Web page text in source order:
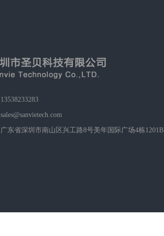
13538233283
sales@sanvietech.com
广东省深圳市南山区兴工路8号美年国际广场4栋1201B